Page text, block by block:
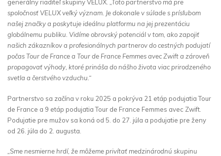
generálny riaditeľ skupiny VELUX.
„Toto partnerstvo má pre
spoločnosť VELUX veľký význam. Je dokonale v súlade s prísľubom
našej značky a poskytuje ideálnu platformu na jej prezentáciu
globálnemu publiku. Vidíme obrovský potenciál v tom, ako zapojiť
našich zákazníkov a profesionálnych partnerov do cestných podujatí
počas Tour de France a Tour de France Femmes avec Zwift a zároveň
propagovať výhody, ktoré prináša do nášho života viac prirodzeného
svetla a čerstvého vzduchu.“
Partnerstvo sa začína v roku 2025 a pokrýva 21 etáp podujatia Tour
de France a 9 etáp podujatia Tour de France Femmes avec Zwift.
Podujatie pre mužov sa koná od 5. do 27. júla a podujatie pre ženy
od 26. júla do 2. augusta.
„Sme nesmierne hrdí, že môžeme privítať medzinárodnú skupinu